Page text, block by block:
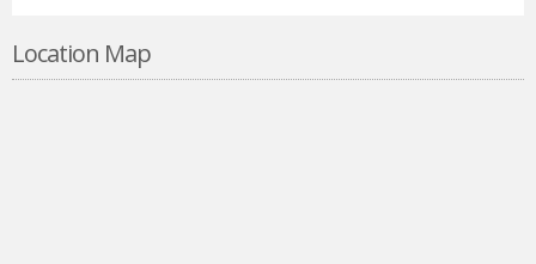
Location Map